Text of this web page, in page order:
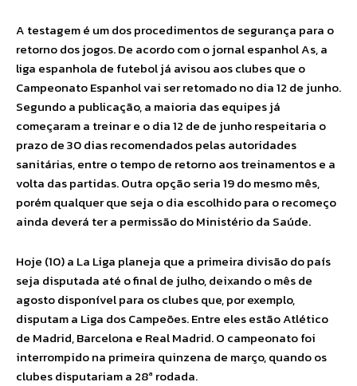
A testagem é um dos procedimentos de segurança para o
retorno dos jogos. De acordo com o jornal espanhol As, a
liga espanhola de futebol já avisou aos clubes que o
Campeonato Espanhol vai ser retomado no dia 12 de junho.
Segundo a publicação, a maioria das equipes já
começaram a treinar e o dia 12 de de junho respeitaria o
prazo de 30 dias recomendados pelas autoridades
sanitárias, entre o tempo de retorno aos treinamentos e a
volta das partidas. Outra opção seria 19 do mesmo mês,
porém qualquer que seja o dia escolhido para o recomeço
ainda deverá ter a permissão do Ministério da Saúde.
Hoje (10) a La Liga planeja que a primeira divisão do país
seja disputada até o final de julho, deixando o mês de
agosto disponível para os clubes que, por exemplo,
disputam a Liga dos Campeões. Entre eles estão Atlético
de Madrid, Barcelona e Real Madrid. O campeonato foi
interrompido na primeira quinzena de março, quando os
clubes disputariam a 28ª rodada.